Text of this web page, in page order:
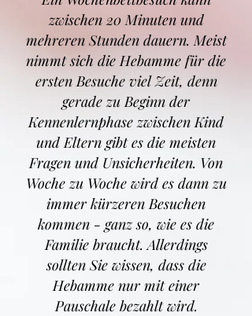
zwischen 20 Minuten und
mehreren Stunden dauern. Meist
nimmt sich die Hebamme für die
ersten Besuche viel Zeit, denn
gerade zu Beginn der
Kennenlernphase zwischen Kind
und Eltern gibt es die meisten
Fragen und Unsicherheiten. Von
Woche zu Woche wird es dann zu
immer kürzeren Besuchen
kommen - ganz so, wie es die
Familie braucht. Allerdings
sollten Sie wissen, dass die
Hebamme nur mit einer
Pauschale bezahlt wird.